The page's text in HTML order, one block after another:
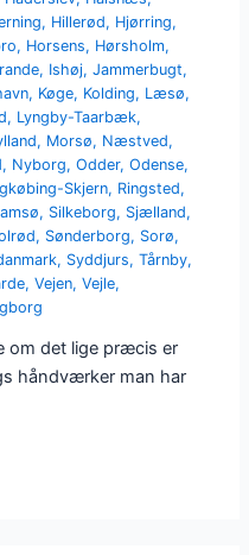
, Hillerød, Hjørring,
, Horsens, Hørsholm,
, Ishøj,Jammerbugt,
, Køge, Kolding, Læsø,
, Lyngby-Taarbæk,
, Morsø, Næstved,
, Nyborg,Odder,Odense,
Skjern, Ringsted,
, Silkeborg, Sjælland,
, Sønderborg, Sorø,
, Syddjurs,Tårnby,
,Vejen,Vejle,
om det lige præcis er
håndværker man har